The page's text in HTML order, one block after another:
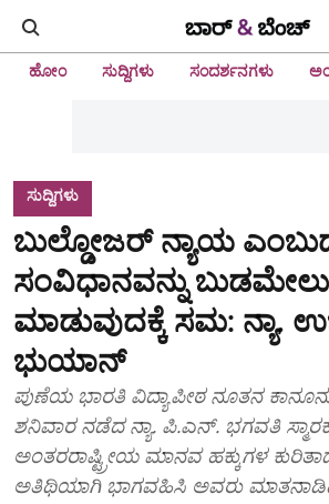
ಹೋಂ ಸುದ್ದಿಗಳು ಸಂದರ್ಶನಗಳು
ಸುದ್ದಿಗಳು
ಬುಲ್ಡೋಜರ್ ನ್ಯಾಯ
ಸಂವಿಧಾನವನ್ನು ಬುಡಮೇಲು
ಮಾಡುವುದಕ್ಕೆ ಸಮ: ನ್ಯಾ.
ಭುಯಾನ್
ಪುಣೆಯ ಭಾರತಿ ವಿದ್ಯಾಪೀಠ ನೂತನ
ಶನಿವಾರ ನಡೆದ ನ್ಯಾ. ಪಿ.ಎನ್. ಭಗವತಿ ಸ್ಮಾರಕ 13ನೇ
ಅಂತರರಾಷ್ಟ್ರೀಯ ಮಾನವ ಹಕ್ಕುಗಳ
ಅತಿಥಿಯಾಗಿ ಭಾಗವಹಿಸಿ ಅವರು